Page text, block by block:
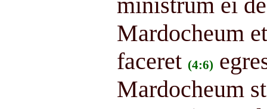
Mardocheum
faceret (4:6)
Mardocheum